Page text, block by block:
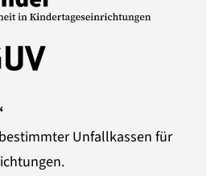
Unfallkassen für